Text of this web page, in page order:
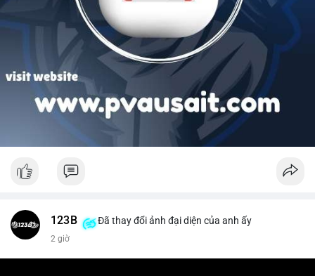
123B Đã thay đổi ảnh đại diện của anh ấy
2 giờ